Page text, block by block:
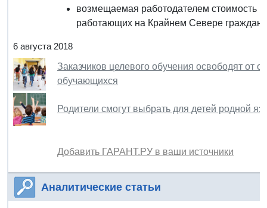
возмещаемая работодателем стоимость
работающих на Крайнем Севере граждан
6 августа 2018
Заказчиков целевого обучения освободят от
обучающихся
Родители смогут выбрать для детей родной
Добавить ГАРАНТ.РУ в ваши источники
Аналитические статьи